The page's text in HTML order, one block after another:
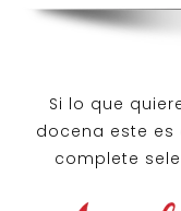
Si lo que
docena este
complete